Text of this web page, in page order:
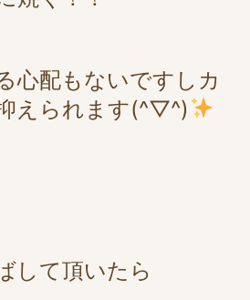
心配もないですしカ
えられます(^▽^)
して頂いたら